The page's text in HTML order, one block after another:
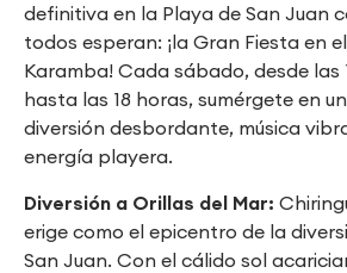
definitiva en la Playa de San Juan
todos esperan: ¡la Gran Fiesta en
Karamba! Cada sábado, desde las
hasta las 18 horas, sumérgete en
diversión desbordante, música
energía playera.
Diversión a Orillas del Mar:
erige como el epicentro de la
San Juan. Con el cálido sol